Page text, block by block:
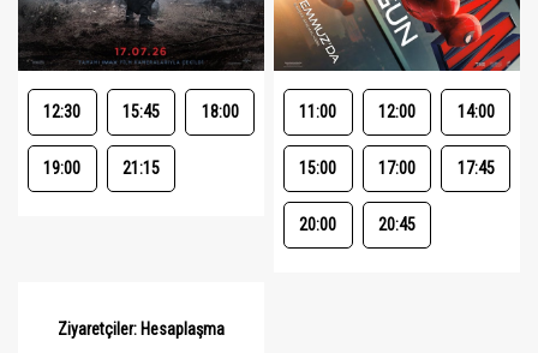
12:30 15:45 18:00
19:00 21:15
11:00 12:00 14:00
15:00 17:00 17:45
20:00 20:45
Ziyaretçiler: Hesaplaşma